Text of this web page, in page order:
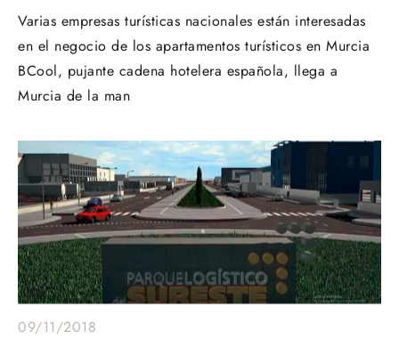
Varias empresas turísticas nacionales están interesadas
en el negocio de los apartamentos turísticos en Murcia
BCool, pujante cadena hotelera española, llega a
Murcia de la man
09/11/2018